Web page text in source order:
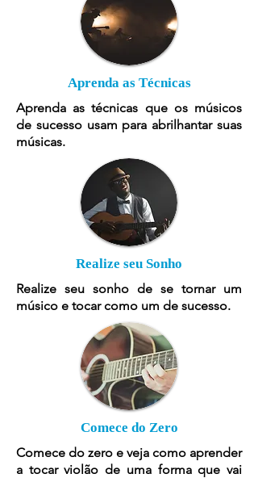
Aprenda as Técnicas
Aprenda as técnicas que os músicos
de sucesso usam para abrilhantar suas
músicas.
Realize seu Sonho
Realize seu sonho de se tornar um
músico e tocar como um de sucesso.
Comece do Zero
Comece do zero e veja como aprender
a tocar violão de uma forma que vai